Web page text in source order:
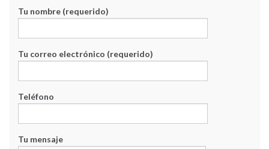
Tu nombre (requerido)
Tu correo electrónico (requerido)
Teléfono
Tu mensaje